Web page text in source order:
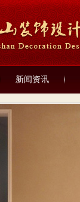
新闻资讯